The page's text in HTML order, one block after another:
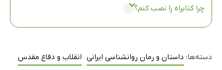
چرا کتابراه را نصب کنم؟
دسته‌ها: داستان و رمان روانشناسی ایرانی انقلاب و دفاع مقدس